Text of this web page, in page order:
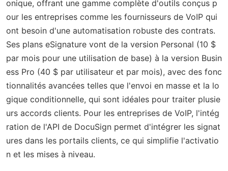
onique, offrant une gamme complète d'outils conçus p
our les entreprises comme les fournisseurs de VoIP qui
ont besoin d'une automatisation robuste des contrats.
Ses plans eSignature vont de la version Personal (10 $
par mois pour une utilisation de base) à la version Busin
ess Pro (40 $ par utilisateur et par mois), avec des fonc
tionnalités avancées telles que l'envoi en masse et la lo
gique conditionnelle, qui sont idéales pour traiter plusie
urs accords clients. Pour les entreprises de VoIP, l'intég
ration de l'API de DocuSign permet d'intégrer les signat
ures dans les portails clients, ce qui simplifie l'activatio
n et les mises à niveau.